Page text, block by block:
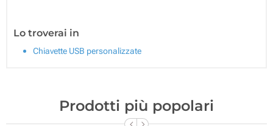
Lo troverai in
Chiavette USB personalizzate
Prodotti più popolari